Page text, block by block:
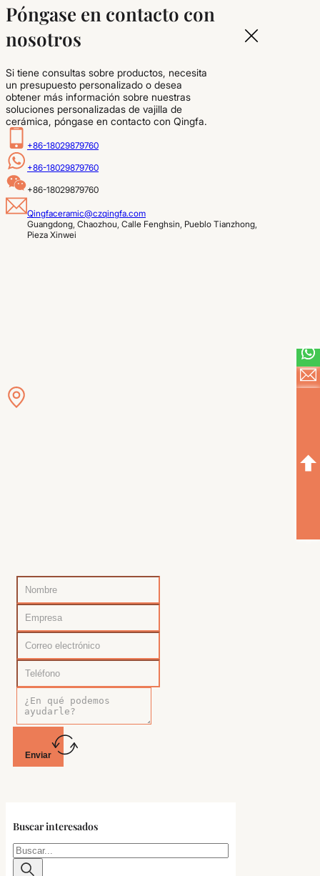
Póngase en contacto con
nosotros
Si tiene consultas sobre productos, necesita
un presupuesto personalizado o desea
obtener más información sobre nuestras
soluciones personalizadas de vajilla de
cerámica, póngase en contacto con Qingfa.
+86-18029879760
+86-18029879760
+86-18029879760
Qingfaceramic@czqingfa.com
Guangdong, Chaozhou, Calle Fenghsin, Pueblo Tianzhong,
Pieza Xinwei
Enviar
Buscar interesados
Buscar